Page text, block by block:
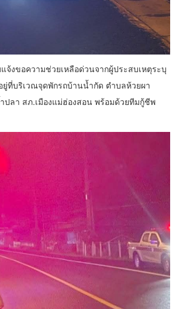
จ้งขอความช่วยเหลือด่วนจากผู้ประสบเหตุระบุ
ที่บริเวณจุดพักรถบ้านน้ำกัด ตำบลห้วยผา
ปลา สภ.เมืองแม่ฮ่องสอน พร้อมด้วยทีมกู้ชีพ